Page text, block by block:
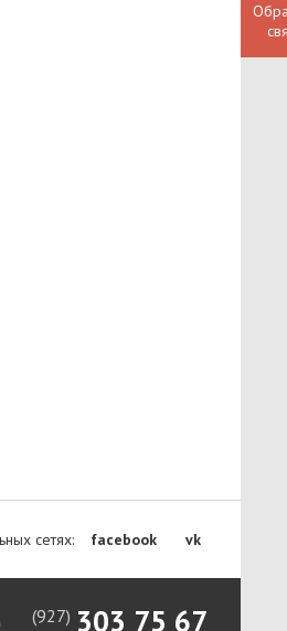
сетях: facebook vk
(927) 303 75 67